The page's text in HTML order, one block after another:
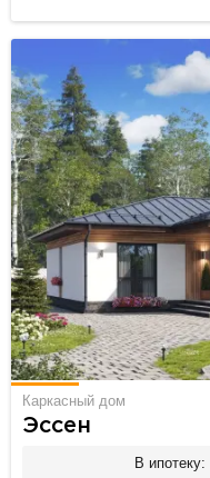
Каркасный дом
Эссен
В ипотеку: